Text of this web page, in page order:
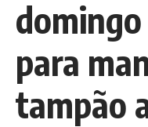
para
tampão